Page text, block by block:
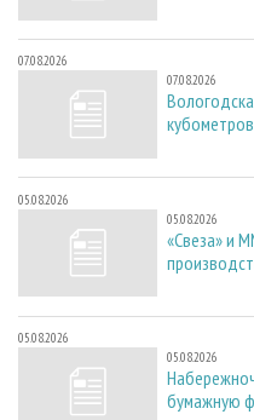
07.08.2026
07.08.2026
05.08.2026
05.08.2026
«Свеза» и
05.08.2026
05.08.2026
бумажную